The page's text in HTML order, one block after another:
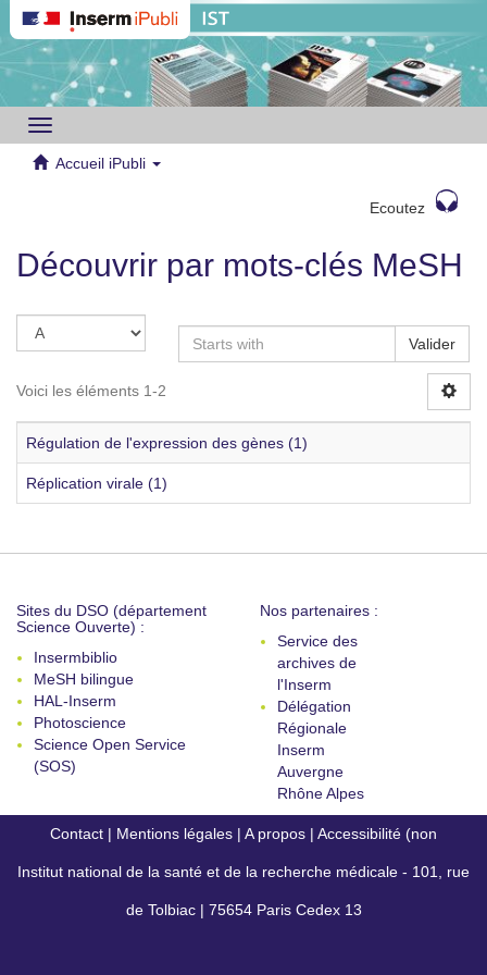
Toggle
navigation
Accueil iPubli
Ecoutez
Découvrir par mots-clés MeSH
Valider
Voici les éléments 1-2
Régulation de l'expression des gènes (1)
Réplication virale (1)
Sites du DSO (département
Science Ouverte) :
Insermbiblio
MeSH bilingue
HAL-Inserm
Photoscience
Science Open Service
(SOS)
Nos partenaires :
Service des
archives de
l'Inserm
Délégation
Régionale
Inserm
Auvergne
Rhône Alpes
Contact | Mentions légales | A propos | Accessibilité (non
conforme)
Institut national de la santé et de la recherche médicale - 101, rue
de Tolbiac | 75654 Paris Cedex 13